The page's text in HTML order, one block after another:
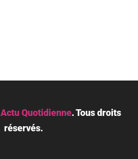
Actu Quotidienne.Tous droits
réservés.